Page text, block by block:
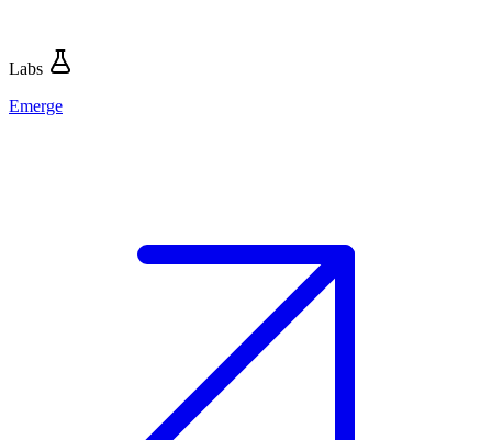
Labs
Emerge